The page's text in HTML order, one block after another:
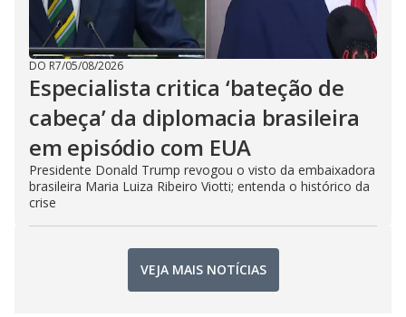
DO R7/05/08/2026
Especialista critica ‘bateção de
cabeça’ da diplomacia brasileira
em episódio com EUA
Presidente Donald Trump revogou o visto da embaixadora
brasileira Maria Luiza Ribeiro Viotti; entenda o histórico da
crise
VEJA MAIS NOTÍCIAS